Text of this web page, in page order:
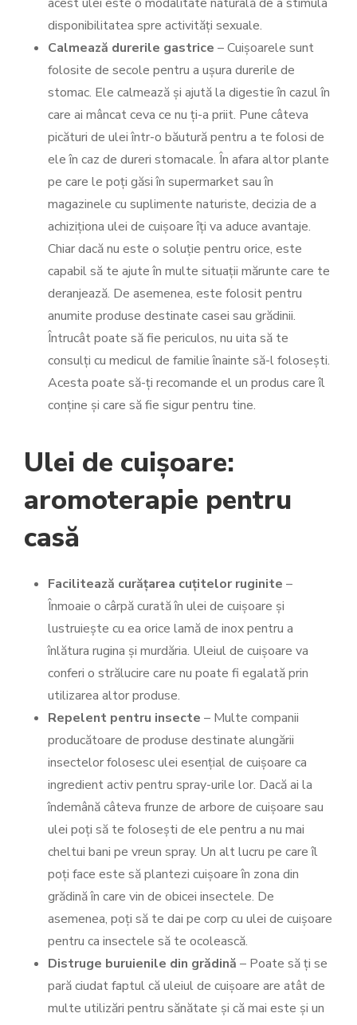
disponibilitatea spre activități sexuale.
Calmează durerile gastrice – Cuișoarele sunt
folosite de secole pentru a ușura durerile de
stomac. Ele calmează și ajută la digestie în cazul în
care ai mâncat ceva ce nu ți-a priit. Pune câteva
picături de ulei într-o băutură pentru a te folosi de
ele în caz de dureri stomacale. În afara altor plante
pe care le poți găsi în supermarket sau în
magazinele cu suplimente naturiste, decizia de a
achiziționa ulei de cuișoare îți va aduce avantaje.
Chiar dacă nu este o soluție pentru orice, este
capabil să te ajute în multe situații mărunte care te
deranjează. De asemenea, este folosit pentru
anumite produse destinate casei sau grădinii.
Întrucât poate să fie periculos, nu uita să te
consulți cu medicul de familie înainte să-l folosești.
Acesta poate să-ți recomande el un produs care îl
conține și care să fie sigur pentru tine.
Ulei de cuișoare:
aromoterapie pentru
casă
Facilitează curățarea cuțitelor ruginite –
Înmoaie o cârpă curată în ulei de cuișoare și
lustruiește cu ea orice lamă de inox pentru a
înlătura rugina și murdăria. Uleiul de cuișoare va
conferi o strălucire care nu poate fi egalată prin
utilizarea altor produse.
Repelent pentru insecte – Multe companii
producătoare de produse destinate alungării
insectelor folosesc ulei esențial de cuișoare ca
ingredient activ pentru spray-urile lor. Dacă ai la
îndemână câteva frunze de arbore de cuișoare sau
ulei poți să te folosești de ele pentru a nu mai
cheltui bani pe vreun spray. Un alt lucru pe care îl
poți face este să plantezi cuișoare în zona din
grădină în care vin de obicei insectele. De
asemenea, poți să te dai pe corp cu ulei de cuișoare
pentru ca insectele să te ocolească.
Distruge buruienile din grădină – Poate să ți se
pară ciudat faptul că uleiul de cuișoare are atât de
multe utilizări pentru sănătate și că mai este și un